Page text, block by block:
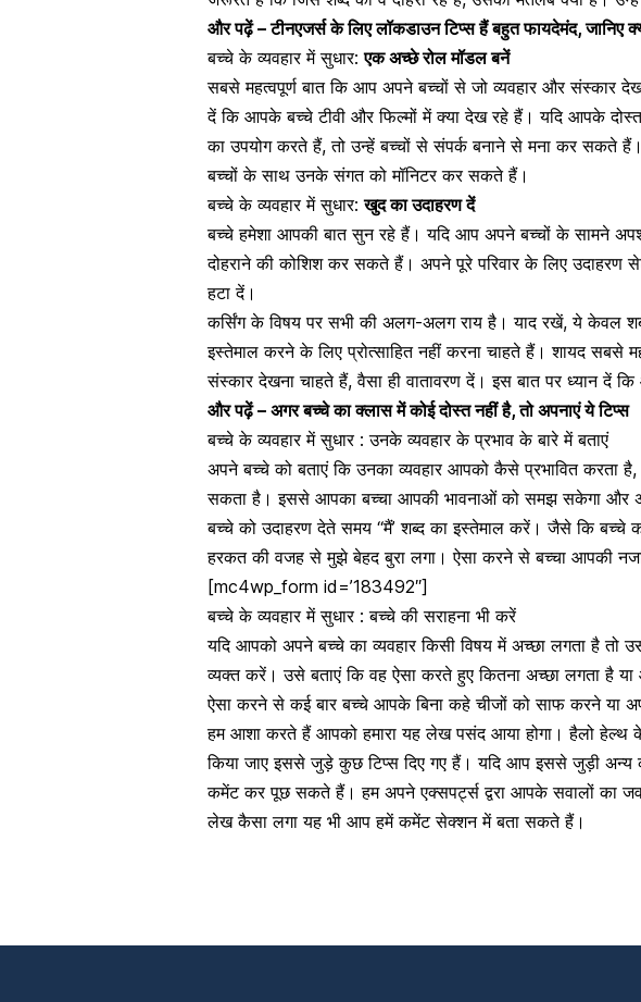
और पढ़ें –टीनएजर्स के लिए लॉकडाउन टिप्स हैं बहुत फायदेमंद, जानिए
बच्चे के व्यवहार में सुधार:एक अच्छे रोल मॉडल बनें
सबसे महत्वपूर्ण बात कि आप अपने बच्चों से जो व्यवहार और संस्कार
दें कि आपकेबच्चे टीवी और फिल्मों में क्या देख रहे हैं। यदि आपके
का उपयोग करते हैं, तो उन्हें बच्चों से संपर्क बनाने से मना कर सकते
बच्चों के साथ उनके संगत को मॉनिटर कर सकते हैं।
बच्चे के व्यवहार में सुधार:खुद का उदाहरण दें
बच्चे हमेशा आपकी बात सुन रहे हैं। यदि आप अपने बच्चों के सामने
दोहराने की कोशिश कर सकते हैं। अपने पूरे परिवार के लिए उदाहरण
हटा दें।
कर्सिंग के विषय पर सभी की अलग-अलग राय है। याद रखें, ये केवल
इस्तेमाल करने के लिए प्रोत्साहित नहीं करना चाहते हैं। शायद सबसे
संस्कार देखना चाहते हैं, वैसा ही वातावरण दें। इस बात पर ध्यान दें
और पढ़ें – अगर बच्चे का क्लास में कोई दोस्त नहीं है, तो अपनाएं ये टिप्स
बच्चे के व्यवहार में सुधार : उनके व्यवहार के प्रभाव के बारे में बताएं
अपने बच्चे को बताएं कि उनका व्यवहार आपको कैसे प्रभावित करता
सकता है। इससे आपका बच्चा आपकी भावनाओं को समझ सकेगा और
बच्चे को उदाहरण देते समय “मैं’ शब्द का इस्तेमाल करें। जैसे कि बच्चे
हरकत की वजह से मुझे बेहद बुरा लगा। ऐसा करने से बच्चा आपकी
[mc4wp_form id=’183492″]
बच्चे के व्यवहार में सुधार : बच्चे की सराहना भी करें
यदि आपको अपने बच्चे का व्यवहार किसी विषय में अच्छा लगता है तो
व्यक्त करें। उसे बताएं कि वह ऐसा करते हुए कितना अच्छा लगता है
ऐसा करने से कई बार बच्चे आपके बिना कहे चीजों को साफ करने या
हम आशा करते हैं आपको हमारा यह लेख पसंद आया होगा। हैलो हेल्थ
किया जाए इससे जुड़े कुछ टिप्स दिए गए हैं। यदि आप इससे जुड़ी अन्य
कमेंट कर पूछ सकते हैं। हम अपने एक्सपर्ट्स द्वरा आपके सवालों का
लेख कैसा लगा यह भी आप हमें कमेंट सेक्शन में बता सकते हैं।